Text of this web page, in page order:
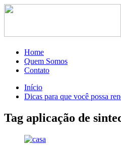
Home
Quem Somos
Contato
Início
Dicas para que você possa
Tag aplicação de